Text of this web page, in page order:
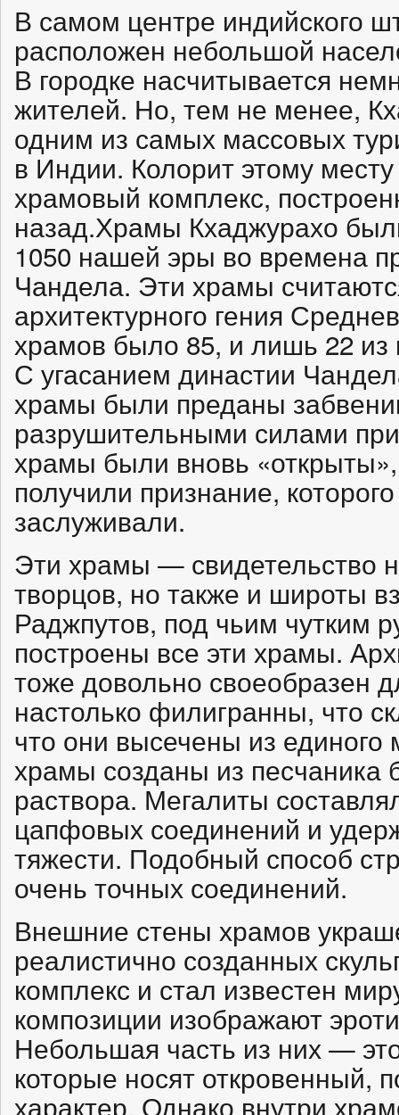
В самом центре индийского
расположен небольшой
В городке насчитывается
жителей. Но, тем не менее,
одним из самых массовых
в Индии. Колорит этому
храмовый комплекс,
назад.Храмы Кхаджурахо
1050 нашей эры во времена
Чандела. Эти храмы
архитектурного гения
храмов было 85, и лишь 22
С угасанием династии
храмы были преданы
разрушительными силами
храмы были вновь
получили признание,
заслуживали.
Эти храмы — свидетельство
творцов, но также и широты
Раджпутов, под чьим чутким
построены все эти храмы.
тоже довольно своеобразен
настолько филигранны, что
что они высечены из
храмы созданы из песчаника
раствора. Мегалиты
цапфовых соединений и
тяжести. Подобный способ
очень точных соединений.
Внешние стены храмов
реалистично созданных
комплекс и стал известен
композиции изображают
Небольшая часть из них —
которые носят откровенный,
характер. Однако внутри